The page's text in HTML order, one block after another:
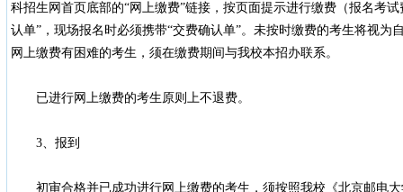
科招生网首页底部的“网上缴费”链接，按页面提示进行缴费（报名考
认单”，现场报名时必须携带“交费确认单”。未按时缴费的考生将视为
网上缴费有困难的考生，须在缴费期间与我校本招办联系。
已进行网上缴费的考生原则上不退费。
3、报到
初审合格并已成功进行网上缴费的考生，须按照我校《北京邮电大